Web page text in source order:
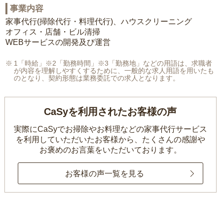
事業内容
家事代行(掃除代行・料理代行)、ハウスクリーニング
オフィス・店舗・ビル清掃
WEBサービスの開発及び運営
1「時給」※2「勤務時間」※3「勤務地」などの用語は、求職者
が内容を理解しやすくするために、一般的な求人用語を用いたも
のとなり、契約形態は業務委託での求人となります。
CaSyを利用されたお客様の声
実際にCaSyでお掃除やお料理などの家事代行サービス
を利用していただいたお客様から、 たくさんの感謝や
お褒めのお言葉をいただいております。
お客様の声一覧を見る